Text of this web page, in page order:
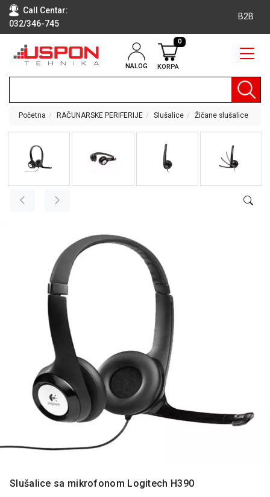
Call Centar:
032/346-745
B2B
NALOG KORPA
0
RAČUNARI
TEHNIKA
OPREMA
AUDIO,
VIDEO
APARATI
RAČUNARSKE
KOMPONENTE
Početna RAČUNARSKE PERIFERIJE Slušalice Žičane slušalice
Slušalice sa mikrofonom Logitech H390